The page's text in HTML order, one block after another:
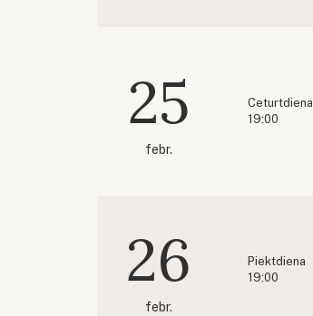
25
febr.
Ceturtdiena
19:00
26
febr.
Piektdiena
19:00